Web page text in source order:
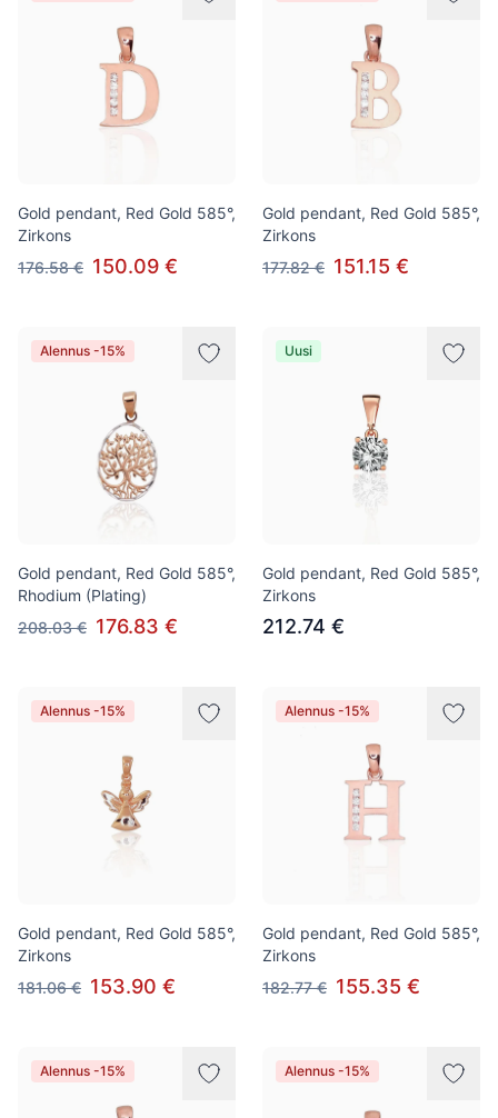
Gold pendant, Red Gold 585°,
Zirkons
176.58 € 150.09 €
Gold pendant, Red Gold 585°,
Zirkons
177.82 € 151.15 €
Alennus -15%
Gold pendant, Red Gold 585°,
Rhodium (Plating)
208.03 € 176.83 €
Uusi
Gold pendant, Red Gold 585°,
Zirkons
212.74 €
Alennus -15%
Gold pendant, Red Gold 585°,
Zirkons
181.06 € 153.90 €
Alennus -15%
Gold pendant, Red Gold 585°,
Zirkons
182.77 € 155.35 €
Alennus -15% Alennus -15%